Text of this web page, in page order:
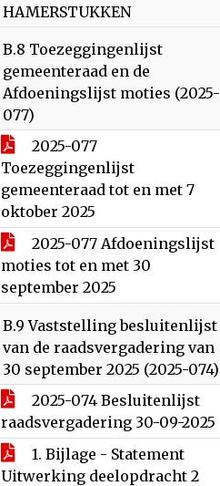
HAMERSTUKKEN
B.8 Toezeggingenlijst
gemeenteraad en de
Afdoeningslijst moties (2025-
077)
2025-077
Toezeggingenlijst
gemeenteraad tot en met 7
oktober 2025
2025-077 Afdoeningslijst
moties tot en met 30
september 2025
B.9 Vaststelling besluitenlijst
van de raadsvergadering van
30 september 2025 (2025-074)
2025-074 Besluitenlijst
raadsvergadering 30-09-2025
1. Bijlage - Statement
Uitwerking deelopdracht 2